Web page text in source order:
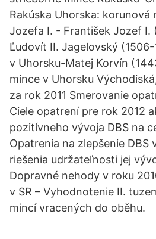
Rakúska Uhorska: korunová
Jozefa I. - František Jozef I.
Ľudovít II. Jagelovský
v Uhorsku-Matej Korvín
mince v Uhorsku
za rok 2011 Smerovanie
Ciele opatrení pre rok 2012
pozitívneho vývoja DBS na
Opatrenia na zlepšenie DBS
riešenia udržateľnosti jej
Dopravné nehody v roku
v SR – Vyhodnotenie II.
mincí vracených do oběhu.